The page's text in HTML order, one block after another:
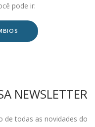
pode ir:
NEWSLETTER
de todas as novidades do